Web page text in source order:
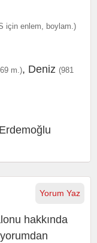
için enlem, boylam.)
m.), Deniz (981
Erdemoğlu
Yorum Yaz
hakkında